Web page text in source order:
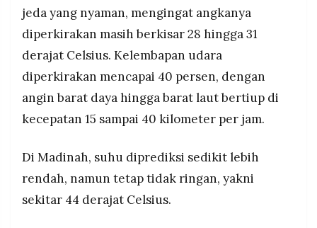
jeda yang nyaman, mengingat angkanya
diperkirakan masih berkisar 28 hingga 31
derajat Celsius. Kelembapan udara
diperkirakan mencapai 40 persen, dengan
angin barat daya hingga barat laut bertiup di
kecepatan 15 sampai 40 kilometer per jam.
Di Madinah, suhu diprediksi sedikit lebih
rendah, namun tetap tidak ringan, yakni
sekitar 44 derajat Celsius.